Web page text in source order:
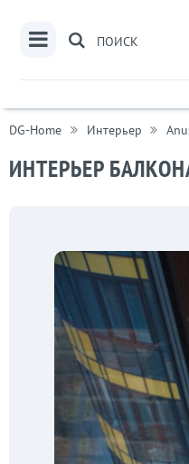
ПОИСК
DG-Home Интерьер
ИНТЕРЬЕР